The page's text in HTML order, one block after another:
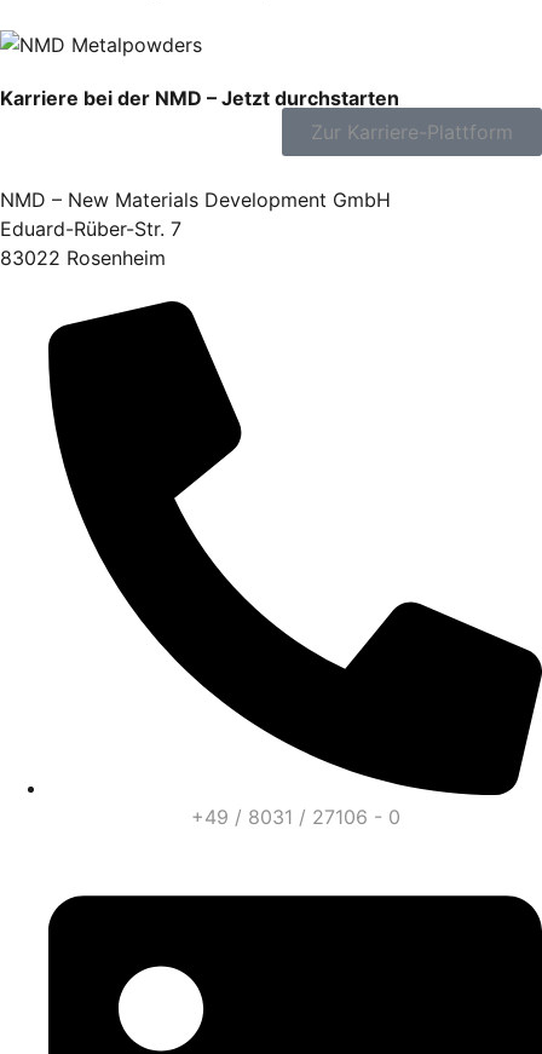
Karriere bei der NMD – Jetzt durchstarten
Zur Karriere-Plattform
NMD – New Materials Development GmbH
Eduard-Rüber-Str. 7
83022 Rosenheim
+49 / 8031 / 27106 - 0